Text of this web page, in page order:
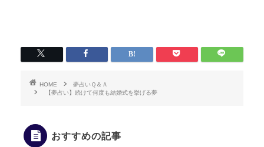
HOME
夢占いＱ＆Ａ
【夢占い】続けて何度も結婚式を挙げる夢
おすすめの記事